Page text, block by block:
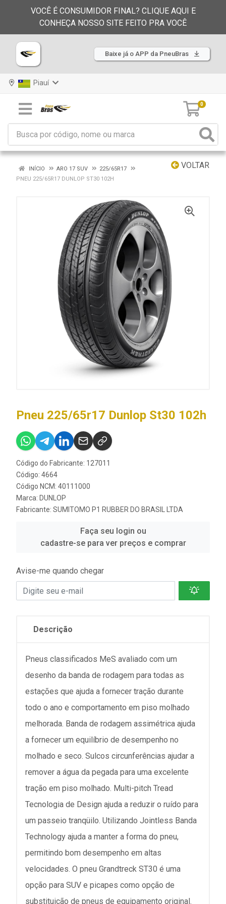
VOCÊ É CONSUMIDOR FINAL? CLIQUE AQUI E
CONHEÇA NOSSO SITE FEITO PRA VOCÊ
Baixe já o APP da PneuBras
Piauí
0
VOLTAR
INÍCIO ARO 17 SUV
225/65R17
PNEU 225/65R17 DUNLOP ST30 102H
Pneu 225/65r17 Dunlop St30 102h
Código do Fabricante: 127011
Código: 4664
Código NCM: 40111000
Marca: DUNLOP
Fabricante: SUMITOMO P1 RUBBER DO BRASIL LTDA
Faça seu login ou
cadastre-se para ver preços e comprar
Avise-me quando chegar
Descrição
Pneus classificados MeS avaliado com um
desenho da banda de rodagem para todas as
estações que ajuda a fornecer tração durante
todo o ano e comportamento em piso molhado
melhorada. Banda de rodagem assimétrica ajuda
a fornecer um equilíbrio de desempenho no
molhado e seco. Sulcos circunferências ajudar a
remover a água da pegada para uma excelente
tração em piso molhado. Multi-pitch Tread
Tecnologia de Design ajuda a reduzir o ruído para
um passeio tranqüilo. Utilizando Jointless Banda
Technology ajuda a manter a forma do pneu,
permitindo bom desempenho em altas
velocidades. O pneu Grandtreck ST30 é uma
opção para SUV e picapes como opção de
substituição de pneus de equipamento original.